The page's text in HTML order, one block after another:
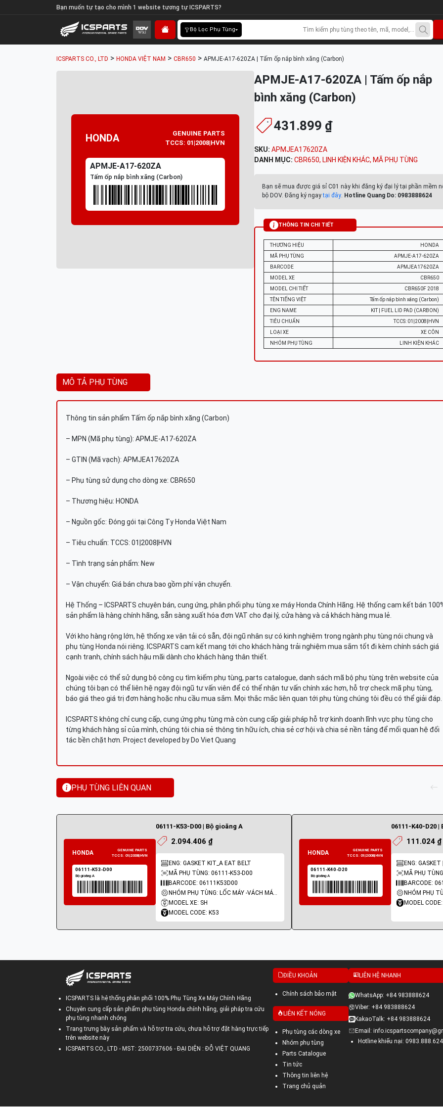
Bạn muốn tự tạo cho mình 1 website tương tự ICSPARTS?
Bộ Lọc Phụ Tùng
ICSPARTS CO., LTD > HONDA VIỆT NAM > CBR650 > APMJE-A17-620ZA | Tấm ốp nắp bình xăng (Carbon)
HONDA
GENUINE PARTS
TCCS: 01|2008|HVN
APMJE-A17-620ZA
Tấm ốp nắp bình xăng (Carbon)
APMJE-A17-620ZA | Tấm ốp nắp
bình xăng (Carbon)
431.899 ₫
SKU: APMJEA17620ZA
DANH MỤC: CBR650, LINH KIỆN KHÁC, MÃ PHỤ TÙNG
Bạn sẽ mua được giá sỉ C01 này khi đăng ký đại lý tại phần mềm
bộ DOV. Đăng ký ngaytại đây. Hotline Quang Do: 0983888624
THÔNG TIN CHI TIẾT
THƯƠNG HIỆU
HONDA
MÃ PHỤ TÙNG
APMJE-A17-620ZA
BARCODE
APMJEA17620ZA
MODEL XE
CBR650
MODEL CHI TIẾT
CBR650F 2018
TÊN TIẾNG VIỆT
Tấm ốp nắp bình xăng (Carbon)
ENG NAME
KIT | FUEL LID PAD (CARBON)
TIÊU CHUẨN
TCCS: 01|2008|HVN
LOẠI XE
XE CÔN
NHÓM PHỤ TÙNG
LINH KIỆN KHÁC
MÔ TẢ PHỤ TÙNG
Thông tin sản phẩm Tấm ốp nắp bình xăng (Carbon)
– MPN (Mã phụ tùng): APMJE-A17-620ZA
– GTIN (Mã vạch): APMJEA17620ZA
– Phụ tùng sử dụng cho dòng xe: CBR650
– Thương hiệu: HONDA
– Nguồn gốc: Đóng gói tại Công Ty Honda Việt Nam
– Tiêu chuẩn: TCCS: 01|2008|HVN
– Tình trạng sản phẩm: New
– Vận chuyển: Giá bán chưa bao gồm phí vận chuyển.
Hệ Thống – ICSPARTS chuyên bán, cung ứng, phân phối phụ tùng xe máy Honda Chính Hãng. Hệ thống cam kết bán
sản phẩm là hàng chính hãng, sẵn sàng xuất hóa đơn VAT cho đại lý, cửa hàng và cả khách hàng mua lẻ.
Với kho hàng rộng lớn, hệ thống xe vận tải có sẵn, đội ngũ nhân sự có kinh nghiệm trong ngành phụ tùng nói chung và
phụ tùng Honda nói riêng. ICSPARTS cam kết mang tới cho khách hàng trải nghiệm mua sắm tốt đi kèm chính sách giá
cạnh tranh, chính sách hậu mãi dành cho khách hàng thân thiết.
Ngoài việc có thể sử dụng bộ công cụ tìm kiếm phụ tùng, parts catalogue, danh sách mã bộ phụ tùng trên website của
chúng tôi bạn có thể liên hệ ngay đội ngũ tư vấn viên để có thể nhận tư vấn chính xác hơn, hỗ trợ check mã phụ tùng,
báo giá theo giá trị đơn hàng hoặc nhu cầu mua sắm. Mọi thắc mắc liên quan tới phụ tùng chúng tôi đều có thể giải đáp.
ICSPARTS không chỉ cung cấp, cung ứng phụ tùng mà còn cung cấp giải pháp hỗ trợ kinh doanh lĩnh vực phụ tùng cho
từng khách hàng sỉ của mình, chúng tôi chia sẻ thông tin hữu ích, chia sẻ cơ hội và chia sẻ nền tảng để mối quan hệ đối
tác bền chặt hơn. Project developed by Do Viet Quang
PHỤ TÙNG LIÊN QUAN
06111-K53-D00 | Bộ gioăng A
2.094.406 ₫
ENG: GASKET KIT_A EAT BELT
MÃ PHỤ TÙNG: 06111-K53-D00
BARCODE: 06111K53D00
NHÓM PHỤ TÙNG: LỐC MÁY -VÁCH MÁY - GIOĂNG MÁY
MODEL XE: SH
MODEL CODE: K53
06111-K40-D20 |
111.024 ₫
ENG: GASKET
MÃ PHỤ
BARCODE:
MODEL
ICSPARTS là hệ thống phân phối 100% Phụ Tùng Xe Máy Chính Hãng
Chuyên cung cấp sản phẩm phụ tùng Honda chính hãng, giải pháp tra cứu
phụ tùng nhanh chóng
Trang trưng bày sản phẩm và hỗ trợ tra cứu, chưa hỗ trợ đặt hàng trực tiếp
trên website này
ICSPARTS CO., LTD - MST: 2500737606 - ĐẠI DIỆN : ĐỖ VIỆT QUANG
ĐIỀU KHOẢN
Chính sách bảo mật
LIÊN KẾT NÓNG
Phụ tùng các dòng xe
Nhóm phụ tùng
Parts Catalogue
Tin tức
Thông tin liên hệ
Trang chủ quản
LIÊN HỆ NHANH
WhatsApp: +84 983888624
Viber: +84 983888624
KakaoTalk: +84 983888624
Email:
Hotline khiếu nại: 0983.888.624